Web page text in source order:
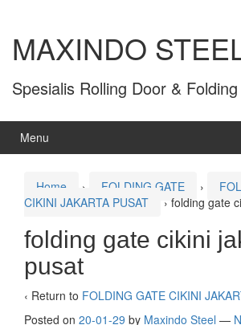
MAXINDO
Spesialis Rolling Door &
Menu
Home › FOLDING GATE ›
CIKINI JAKARTA PUSAT
› folding gate
folding gate cikini
pusat
‹ Return to FOLDING GATE CIKINI
Posted on 20-01-29 by Maxindo Steel —